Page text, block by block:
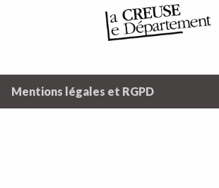
Mentions légales et RGPD